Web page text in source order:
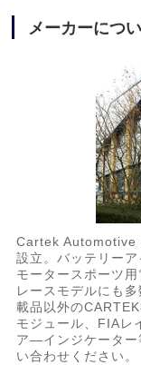
メーカーにつ
Cartek Automotive
設立。バッテリー
モータースポーツ
レースモデルにも
載品以外の
モジュール、FIAレ
ア―インジケーター
い合わせください。